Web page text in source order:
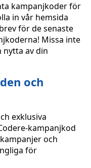
kampanjkoder för
in vår hemsida
för de senaste
Missa inte
nytta av din
och
exklusiva
kampanjkod
och
för